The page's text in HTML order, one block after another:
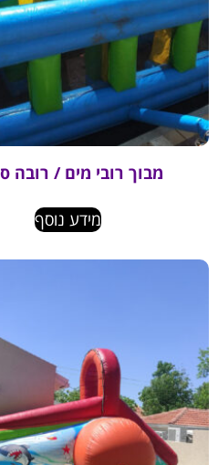
מבוך רובי מים / רובה
מידע נוסף